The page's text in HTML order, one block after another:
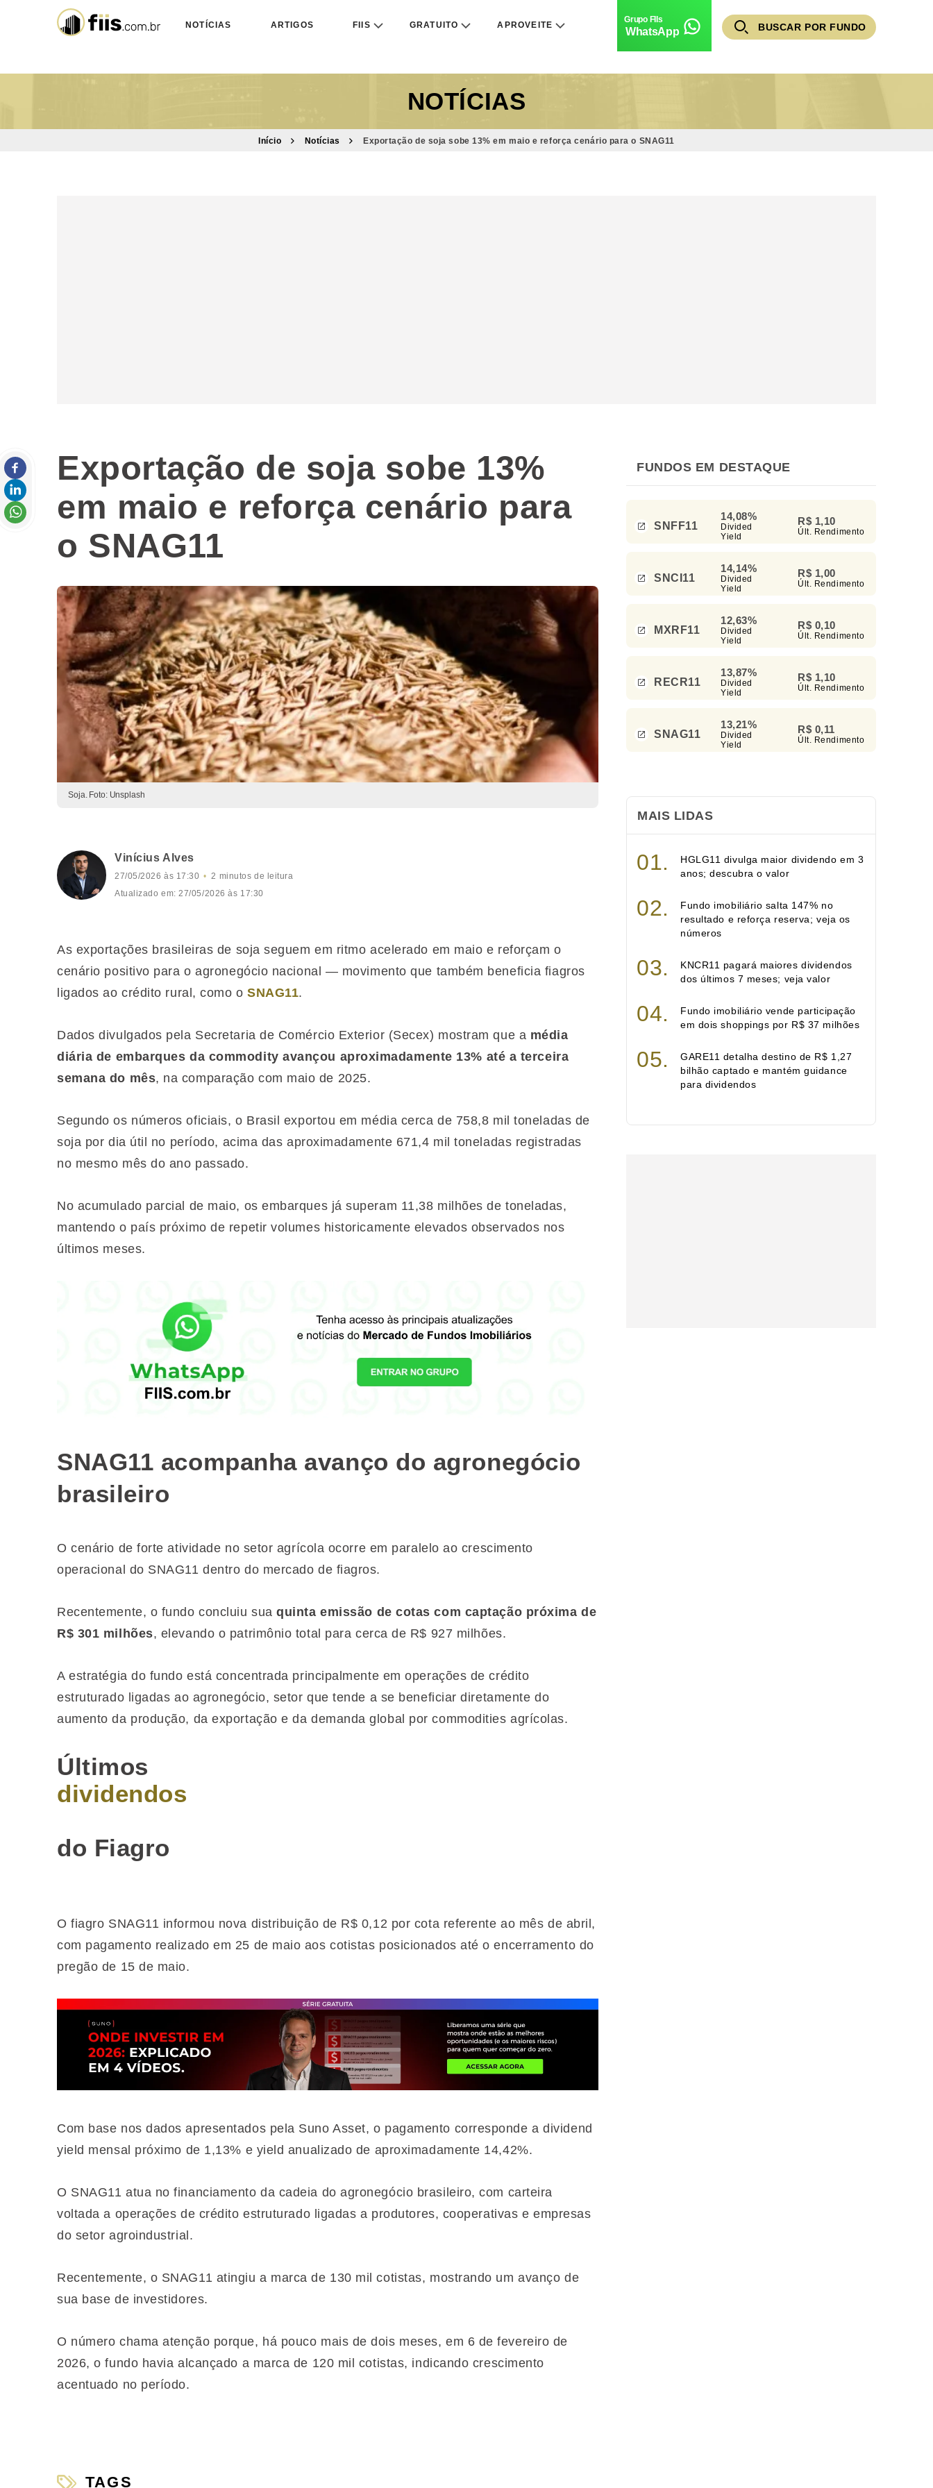
NOTÍCIAS ARTIGOS FIIS GRATUITO APROVEITE
WhatsApp BUSCAR POR FUNDO
NOTÍCIAS
Início Notícias Exportação de soja sobe 13% em maio e reforça cenário para o SNAG11
Exportação de soja sobe 13%
em maio e reforça cenário para
o SNAG11
Soja. Foto: Unsplash
Vinícius Alves
27/05/2026 às 17:30
2 minutos de leitura
Atualizado em: 27/05/2026 às 17:30
As exportações brasileiras de soja seguem em ritmo acelerado em maio e reforçam o
cenário positivo para o agronegócio nacional — movimento que também beneficia fiagros
ligados ao crédito rural, como oSNAG11.
Dados divulgados pela Secretaria de Comércio Exterior (Secex) mostram que a média
diária de embarques da commodity avançou aproximadamente 13% até a terceira
semana do mês, na comparação com maio de 2025.
Segundo os números oficiais, o Brasil exportou em média cerca de 758,8 mil toneladas de
soja por dia útil no período, acima das aproximadamente 671,4 mil toneladas registradas
no mesmo mês do ano passado.
No acumulado parcial de maio, os embarques já superam 11,38 milhões de toneladas,
mantendo o país próximo de repetir volumes historicamente elevados observados nos
últimos meses.
SNAG11 acompanha avanço do agronegócio
brasileiro
O cenário de forte atividade no setor agrícola ocorre em paralelo ao crescimento
operacional do SNAG11 dentro do mercado de fiagros.
Recentemente, o fundo concluiu sua quinta emissão de cotas com captação próxima de
R$ 301 milhões, elevando o patrimônio total para cerca de R$ 927 milhões.
A estratégia do fundo está concentrada principalmente em operações de crédito
estruturado ligadas ao agronegócio, setor que tende a se beneficiar diretamente do
aumento da produção, da exportação e da demanda global por commodities agrícolas.
Últimos
dividendos
do Fiagro
O fiagro SNAG11 informou nova distribuição de R$ 0,12 por cota referente ao mês de abril,
com pagamento realizado em 25 de maio aos cotistas posicionados até o encerramento do
pregão de 15 de maio.
Com base nos dados apresentados pela Suno Asset, o pagamento corresponde a dividend
yield mensal próximo de 1,13% e yield anualizado de aproximadamente 14,42%.
O SNAG11 atua no financiamento da cadeia do agronegócio brasileiro, com carteira
voltada a operações de crédito estruturado ligadas a produtores, cooperativas e empresas
do setor agroindustrial.
Recentemente, o SNAG11 atingiu a marca de 130 mil cotistas, mostrando um avanço de
sua base de investidores.
O número chama atenção porque, há pouco mais de dois meses, em 6 de fevereiro de
2026, o fundo havia alcançado a marca de 120 mil cotistas, indicando crescimento
acentuado no período.
TAGS
FUNDOS EM DESTAQUE
SNFF11
14,08%
Divided
Yield
R$ 1,10
Últ. Rendimento
SNCI11
14,14%
Divided
Yield
R$ 1,00
Últ. Rendimento
MXRF11
12,63%
Divided
Yield
R$ 0,10
Últ. Rendimento
RECR11
13,87%
Divided
Yield
R$ 1,10
Últ. Rendimento
SNAG11
13,21%
Divided
Yield
R$ 0,11
Últ. Rendimento
MAIS LIDAS
HGLG11 divulga maior dividendo em 3
anos; descubra o valor
Fundo imobiliário salta 147% no
resultado e reforça reserva; veja os
números
KNCR11 pagará maiores dividendos
dos últimos 7 meses; veja valor
Fundo imobiliário vende participação
em dois shoppings por R$ 37 milhões
GARE11 detalha destino de R$ 1,27
bilhão captado e mantém guidance
para dividendos